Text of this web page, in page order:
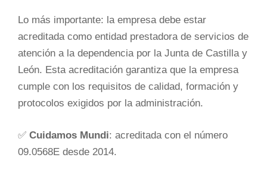
Lo más importante: la empresa debe estar
acreditada como entidad prestadora de servicios de
atención a la dependencia por la Junta de Castilla y
León. Esta acreditación garantiza que la empresa
cumple con los requisitos de calidad, formación y
protocolos exigidos por la administración.
✅ Cuidamos Mundi: acreditada con el número
09.0568E desde 2014.